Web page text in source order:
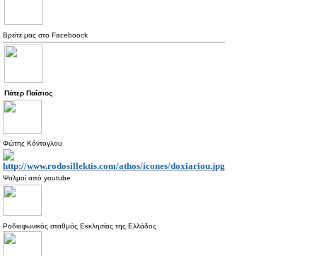
Βρείτε μας στο Faceboock
Πάτερ Παΐσιος
Φώτης Κόντογλου
Ψαλμοί από youtube
Ραδιοφωνικός σταθμός Εκκλησίας της Ελλάδος